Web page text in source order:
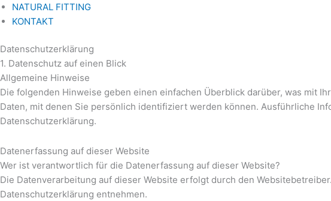
NATURAL FITTING
KONTAKT
Datenschutz­erklärung
1. Datenschutz auf einen Blick
Allgemeine Hinweise
Die folgenden Hinweise geben einen einfachen Überblick darüber, was mit
Daten, mit denen Sie persönlich identifiziert werden können. Ausführliche
Datenschutzerklärung.
Datenerfassung auf dieser Website
Wer ist verantwortlich für die Datenerfassung auf dieser Website?
Die Datenverarbeitung auf dieser Website erfolgt durch den
Datenschutzerklärung entnehmen.